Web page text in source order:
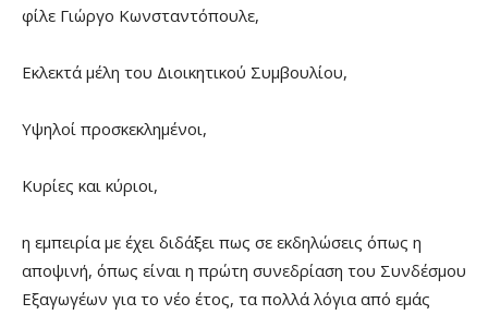
φίλε Γιώργο Κωνσταντόπουλε,
Εκλεκτά μέλη του Διοικητικού Συμβουλίου,
Υψηλοί προσκεκλημένοι,
Κυρίες και κύριοι,
η εμπειρία με έχει διδάξει πως σε εκδηλώσεις όπως η
αποψινή, όπως είναι η πρώτη συνεδρίαση του Συνδέσμου
Εξαγωγέων για το νέο έτος, τα πολλά λόγια από εμάς